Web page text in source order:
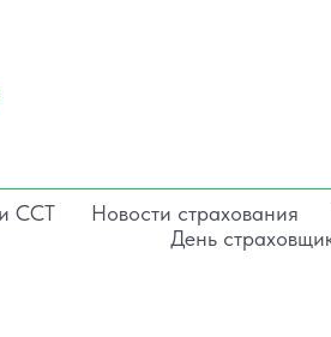
ССТ Новости страхования
День